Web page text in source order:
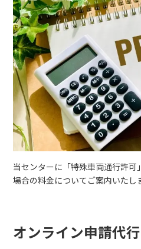
当センターに「特殊車両通行許
場合の料金についてご案内いたし
オンライン申請代